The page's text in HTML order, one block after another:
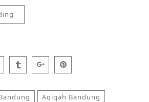
Aqiqah Bandung